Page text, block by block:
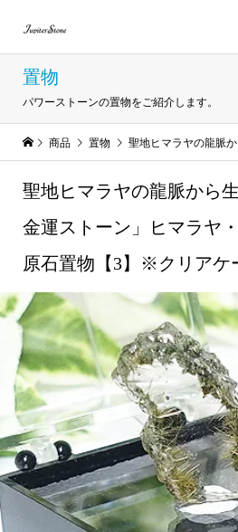
置物
パワーストーンの置物をご紹介します。
商品 置物 聖地ヒマラヤの龍脈から生まれた「特別な金運スト
聖地ヒマラヤの龍脈から
金運ストーン」ヒマラヤ
原石置物【3】※クリアケ